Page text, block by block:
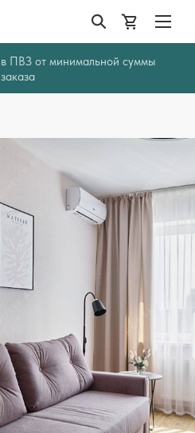
в ПВЗ от минимальной суммы
заказа